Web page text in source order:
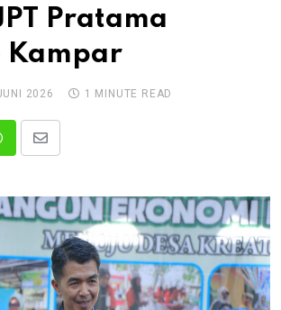
Pratama
Kampar
2026 1 MINUTE READ
Share
Email